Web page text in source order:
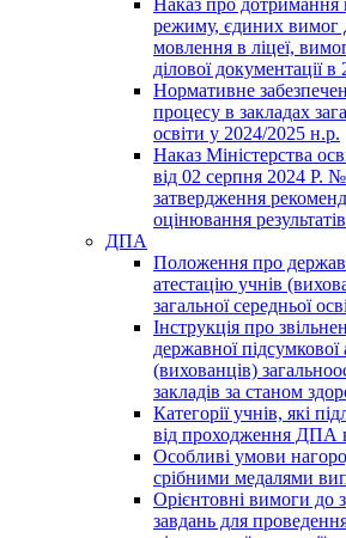
Наказ про дотримання
режиму, єдиних вимог
мовлення в ліцеї,
ділової документації
Нормативне
процесу в закладах
освіти у 2024/2025 н.р.
Наказ Міністерства
від 02 серпня 2024 Р.
затвердження
оцінювання
ДПА
Положення про
атестацію учнів
загальної середньої
Інструкція про
державної підсумкової
(вихованців)
закладів за станом
Категорії учнів, які
від проходження ДПА
Особливі умови
срібними медалями
Орієнтовні вимоги до
завдань для